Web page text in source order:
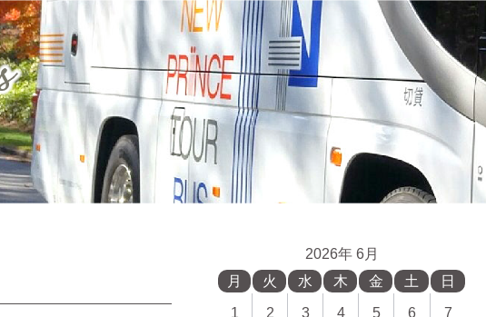
2026年 6月
月
火 水 木 金 土 日
1 2 3 4 5 6 7